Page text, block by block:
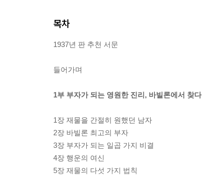
목차
1937년 판 추천 서문
들어가며
1부 부자가 되는 영원한 진리, 바빌론에서 찾다
1장 재물을 간절히 원했던 남자
2장 바빌론 최고의 부자
3장 부자가 되는 일곱 가지 비결
4장 행운의 여신
5장 재물의 다섯 가지 법칙